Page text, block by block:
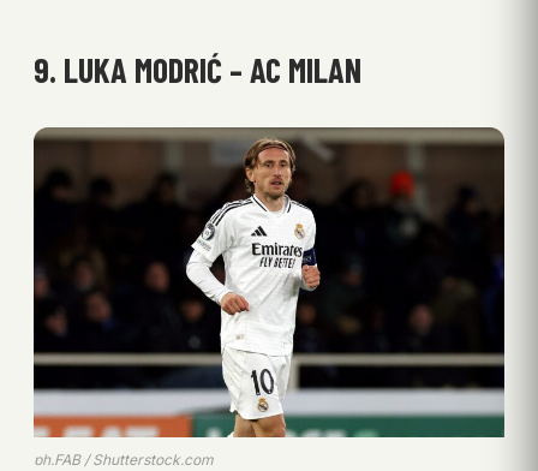
9. LUKA MODRIĆ – AC MILAN
ph.FAB / Shutterstock.com